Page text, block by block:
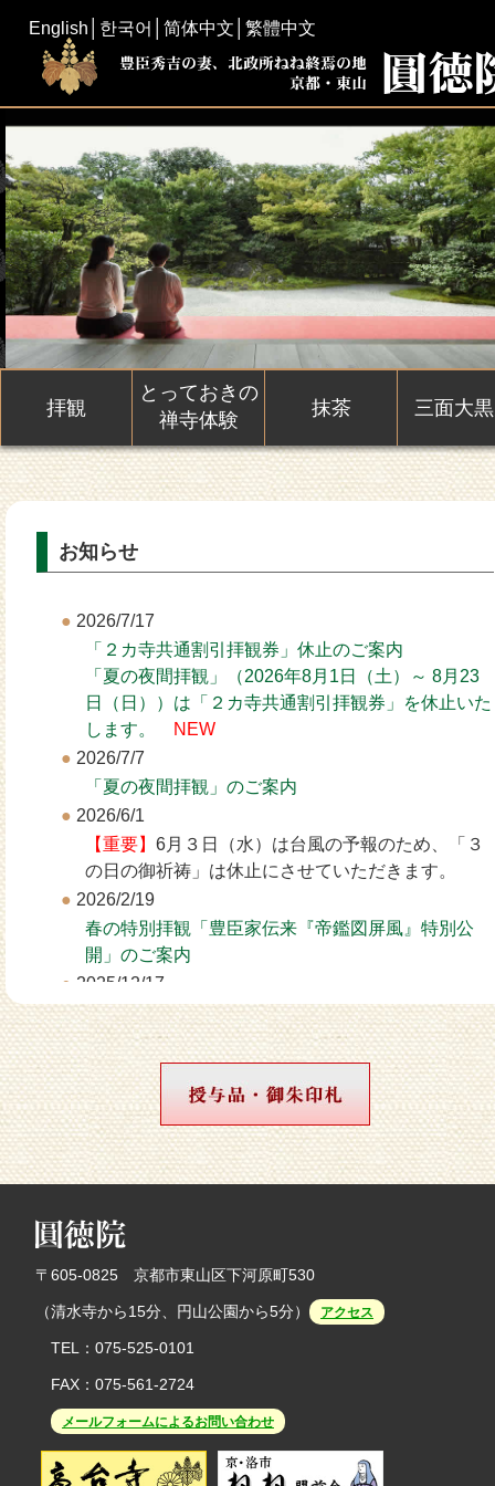
English 한국어 简体中文 繁體中文
拝観
とっておきの
禅寺体験
抹茶 三面大
お知らせ
2026/7/17
「２カ寺共通割引拝観券」休止のご案内
「夏の夜間拝観」（2026年8月1日（土）～ 8月23
日（日））は「２カ寺共通割引拝観券」を休止いた
します。
NEW
2026/7/7
「夏の夜間拝観」のご案内
2026/6/1
【重要】6月３日（水）は台風の予報のため、「３
の日の御祈祷」は休止にさせていただきます。
2026/2/19
春の特別拝観「豊臣家伝来『帝鑑図屏風』特別公
開」のご案内
2025/12/17
令和8年、三面大黒天奉安者祈祷祭の日程のお知ら
せ
2025/9/22
10月1日より 「献茶手前」「楽茶碗でのお抹茶」
の
料金を改定いたします。
今後の拝観休止予定：
全日休：2026年9月25日（金）・26日（土）彼岸
午前休（12時から拝観開始）：2026年10月9日
〒605-0825 京都市東山区下河原町530
（清水寺から15分、円山公園から5分） アクセス
TEL：075-525-0101
FAX：075-561-2724
メールフォームによるお問い合わせ